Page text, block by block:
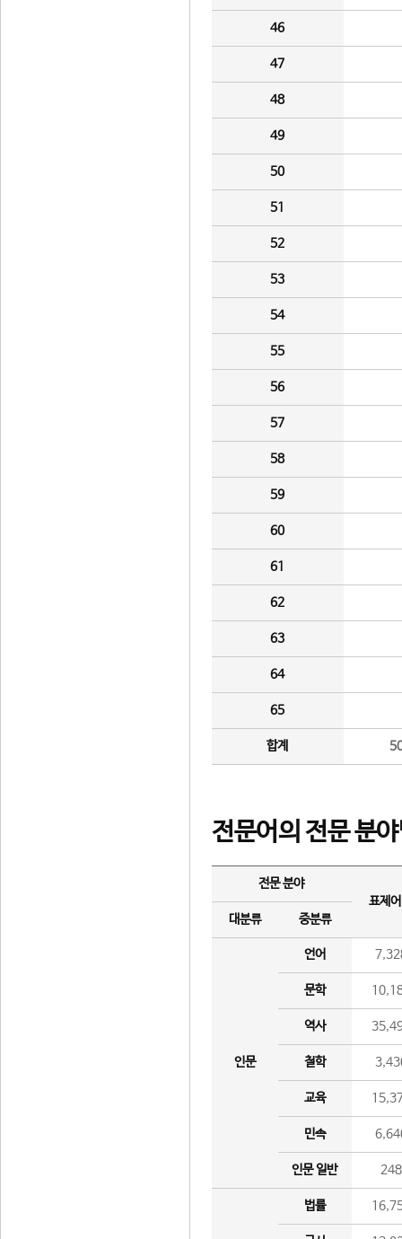
46
47
48
49
50
51
52
53
54
55
56
57
58
59
60
61
62
63
64
65
합계
전문어의 전문 분
전문 분야
표제
대분류
중분류
인문
언어
문학
역사
철학
교육
민속
인문 일반 248
법률